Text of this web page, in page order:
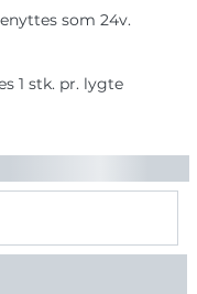
som 24v.
1 stk. pr. lygte